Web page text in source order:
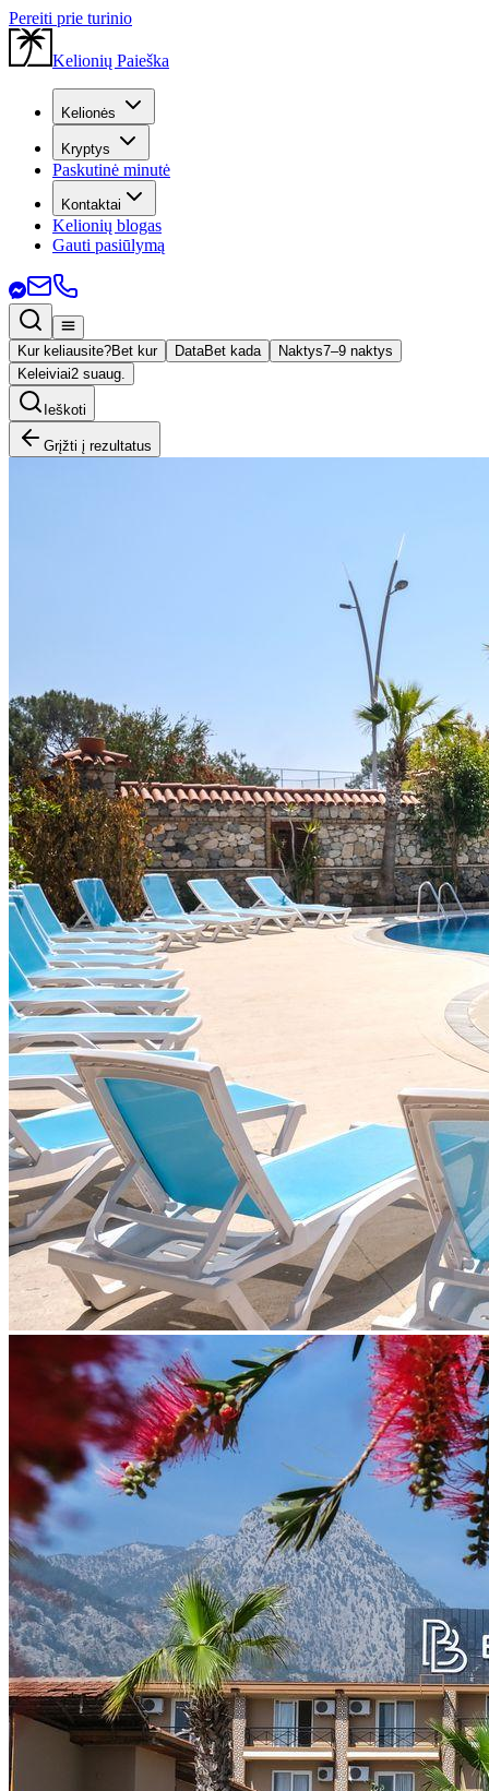
Pereiti prie turinio
Kelionių Paieška
Kelionės
Kryptys
Paskutinė minutė
Kontaktai
Kelionių blogas
Gauti pasiūlymą
Kur keliausite?Bet kur DataBet kada Naktys7–9 naktys
Keleiviai2 suaug.
Ieškoti
Grįžti į rezultatus